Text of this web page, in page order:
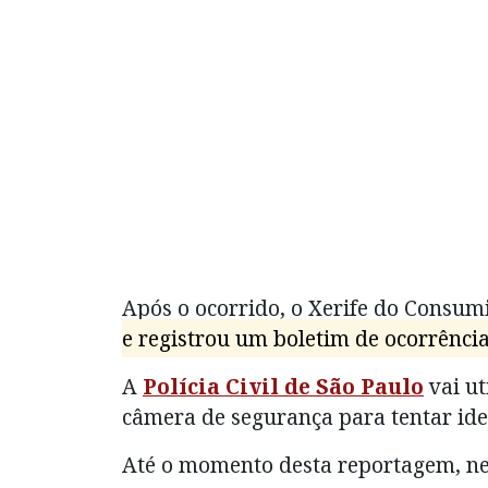
Após o ocorrido, o Xerife do
e registrou um boletim de
A Polícia Civil de São Paulovai
câmera de segurança para tentar
Até o momento desta reportagem,